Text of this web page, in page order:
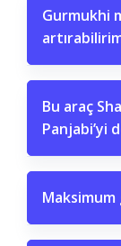
Gurmukhi
Bu araç
Panjabi’yi